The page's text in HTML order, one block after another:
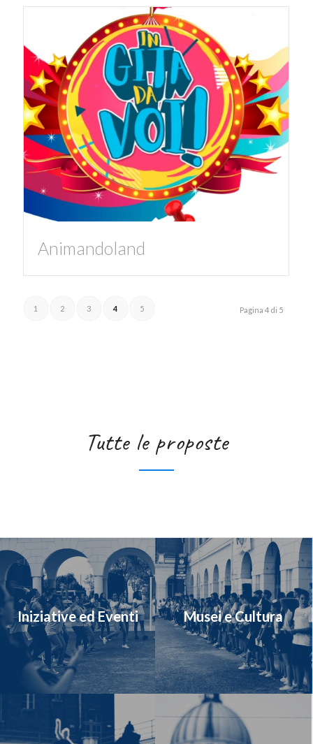
Animandoland
Pagina 4 di 5
1 2 3 4 5
Tutte le proposte
Iniziative ed Eventi Musei e Cultura